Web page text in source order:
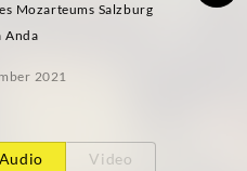
Mozarteums Salzburg
Anda
2021
Audio Video